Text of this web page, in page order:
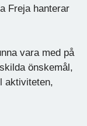
Freja hanterar
vara med på
önskemål,
aktiviteten,